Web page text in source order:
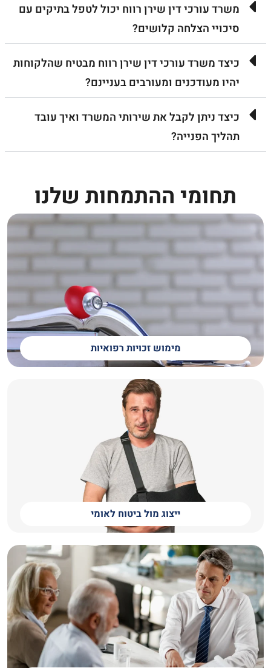
משרד עורכי דין שירן רווח יכול לטפל בתיקים עם
סיכויי הצלחה קלושים?
כיצד משרד עורכי דין שירן רווח מבטיח שהלקוחות
יהיו מעודכנים ומעורבים בעניינם?
כיצד ניתן לקבל את שירותי המשרד ואיך עובד
תהליך הפנייה?
תחומי ההתמחות שלנו
מימוש זכויות רפואיות
ייצוג מול ביטוח לאומי